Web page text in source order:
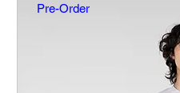
Pre-Order